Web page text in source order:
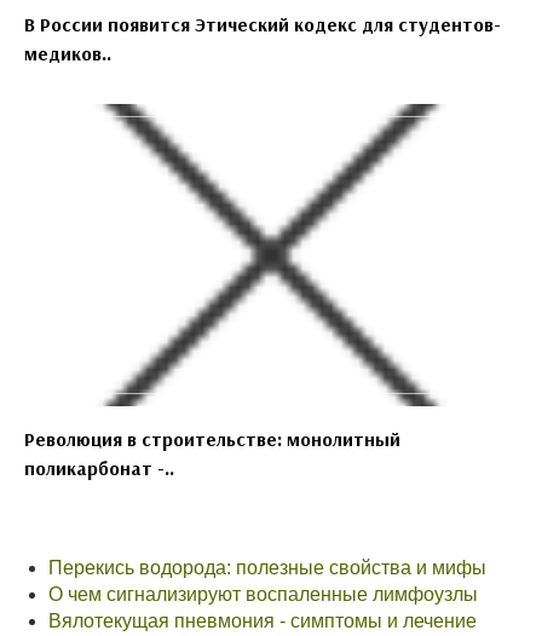
В России появится Этический кодекс для студентов-
медиков..
Революция в строительстве: монолитный
поликарбонат -..
Перекись водорода: полезные свойства и мифы
О чем сигнализируют воспаленные лимфоузлы
Вялотекущая пневмония - симптомы и лечение